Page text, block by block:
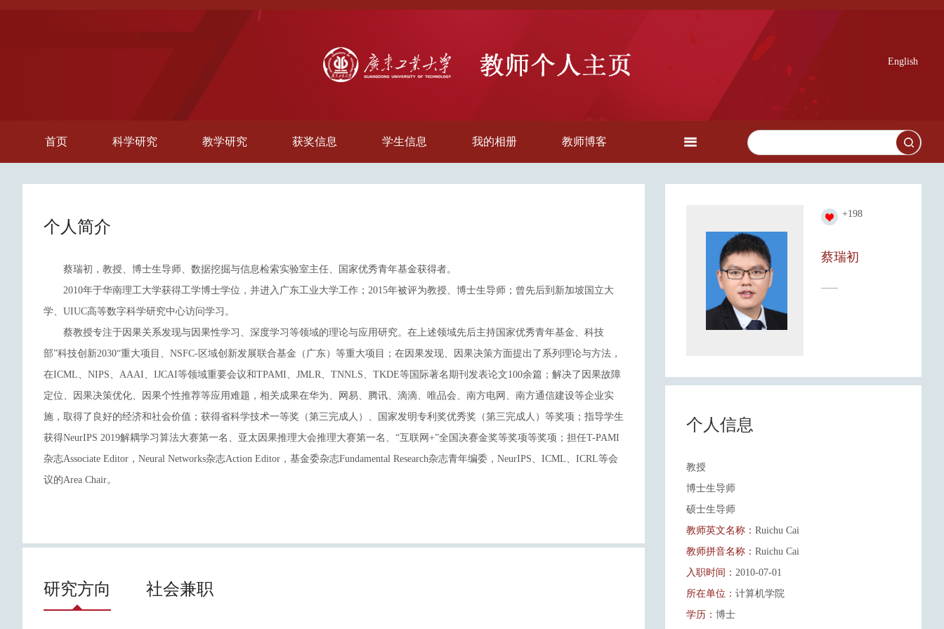
English
首页 科学研究 教学研究 获奖信息 学生信息 我的相册 教师博客
个人简介
蔡瑞初，教授、博士生导师、数据挖掘与信息检索实验室主任、国家优秀青年基金获得者。
2010年于华南理工大学获得工学博士学位，并进入广东工业大学工作；2015年被评为教授、博士生导师；曾先后到新加坡国立大
学、UIUC高等数字科学研究中心访问学习。
蔡教授专注于因果关系发现与因果性学习、深度学习等领域的理论与应用研究。在上述领域先后主持国家优秀青年基金、科技
部”科技创新2030“重大项目、NSFC-区域创新发展联合基金（广东）等重大项目；在因果发现、因果决策方面提出了系列理论与方法，
在ICML、NIPS、AAAI、IJCAI等领域重要会议和TPAMI、JMLR、TNNLS、TKDE等国际著名期刊发表论文100余篇；解决了因果故障
定位、因果决策优化、因果个性推荐等应用难题，相关成果在华为、网易、腾讯、滴滴、唯品会、南方电网、南方通信建设等企业实
施，取得了良好的经济和社会价值；获得省科学技术一等奖（第三完成人）、国家发明专利奖优秀奖（第三完成人）等奖项；指导学生
获得NeurIPS 2019解耦学习算法大赛第一名、亚太因果推理大会推理大赛第一名、“互联网+”全国决赛金奖等奖项等奖项；担任T-PAMI
杂志Associate Editor，Neural Networks杂志Action Editor，基金委杂志Fundamental Research杂志青年编委，NeurIPS、ICML、ICRL等会
议的Area Chair。
研究方向 社会兼职
+198
蔡瑞初
个人信息
教授
博士生导师
硕士生导师
教师英文名称： Ruichu Cai
教师拼音名称： Ruichu Cai
入职时间： 2010-07-01
所在单位： 计算机学院
学历： 博士